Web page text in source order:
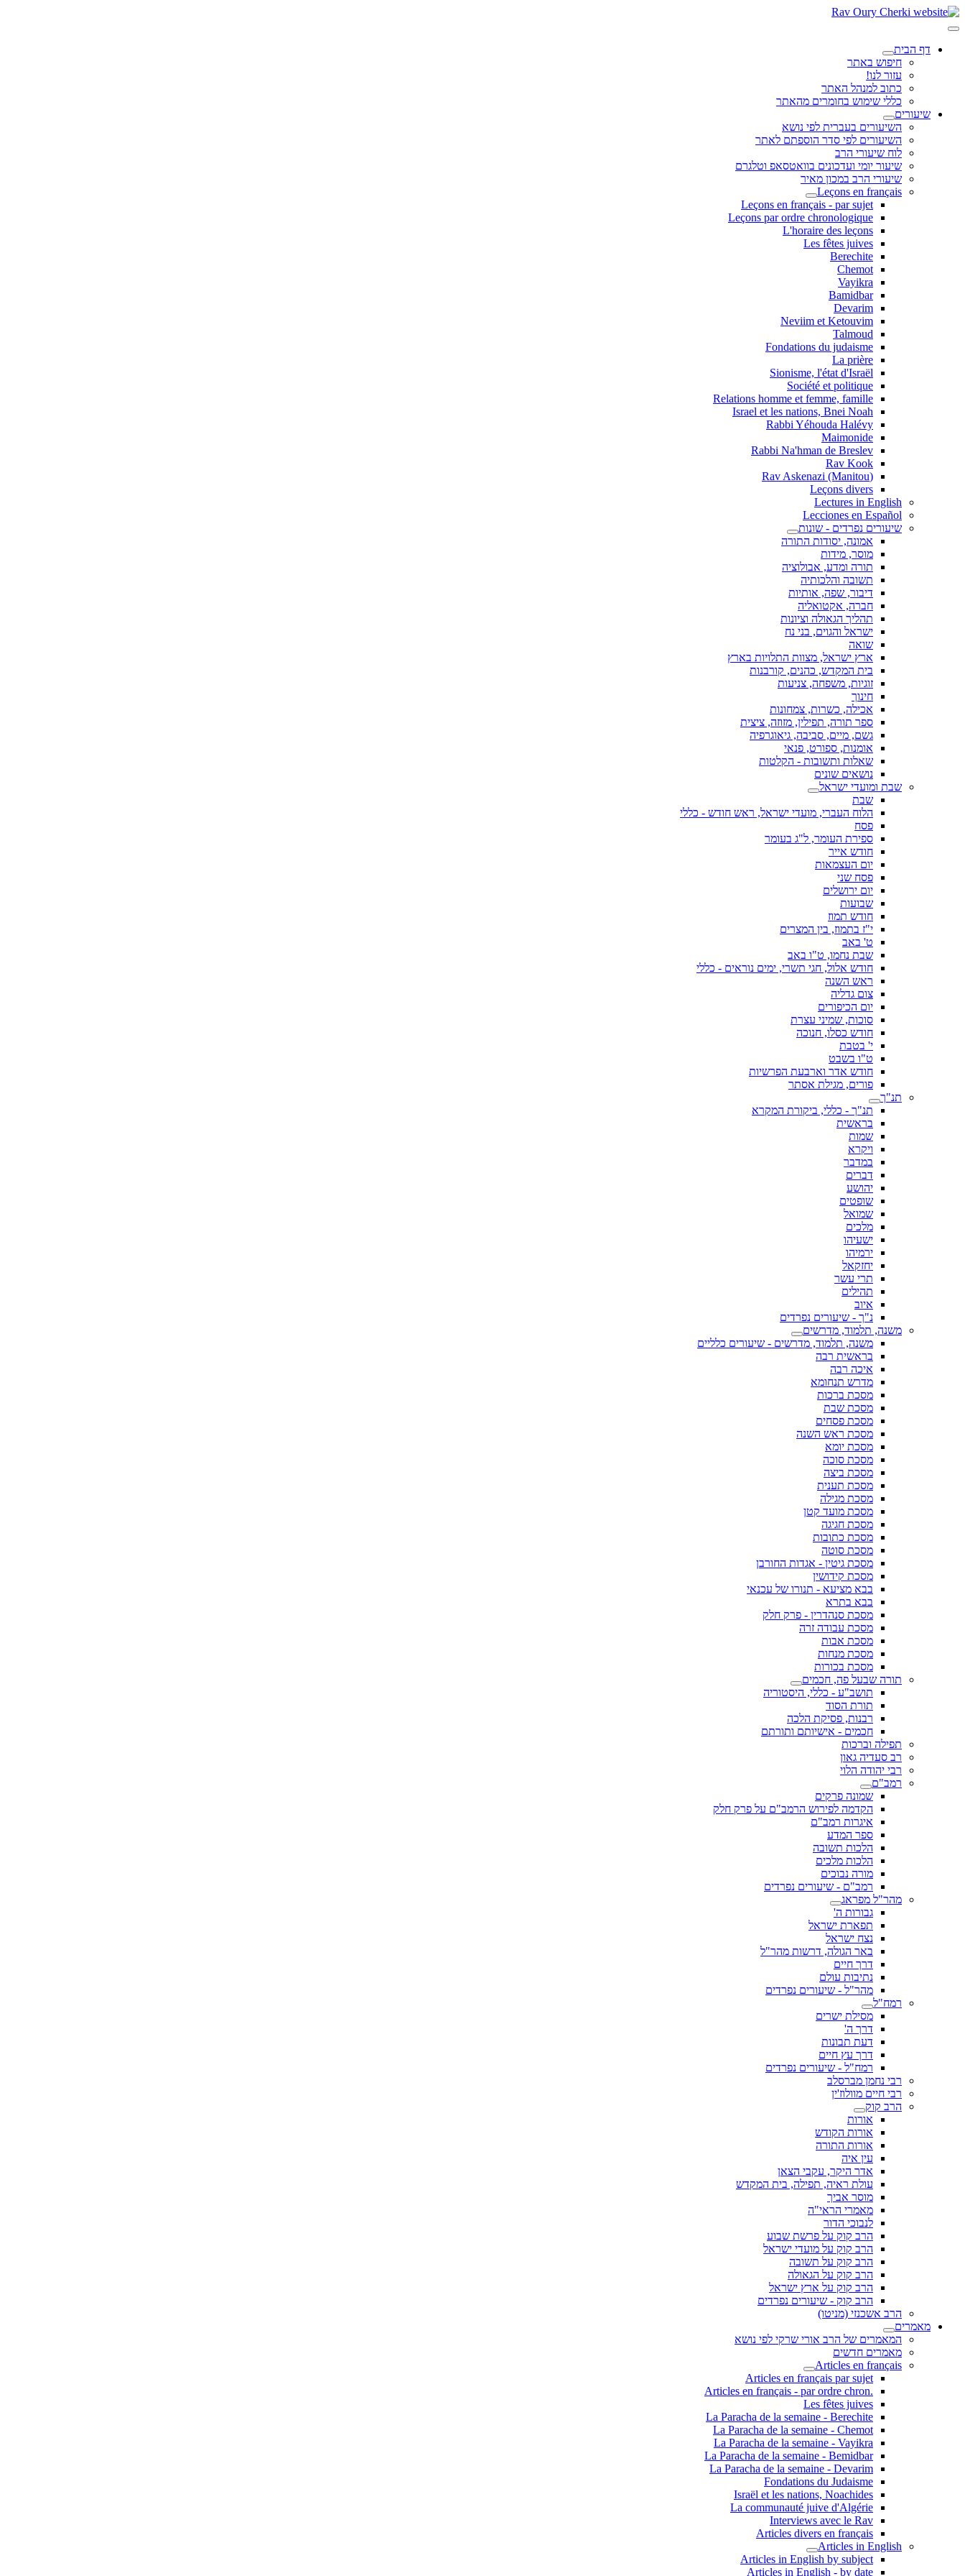
דף הבית
חיפוש באתר
עזור לנו!
כתוב למנהל האתר
כללי שימוש בחומרים מהאתר
שיעורים
השיעורים בעברית לפי נושא
השיעורים לפי סדר הוספתם לאתר
לוח שיעורי הרב
שיעור יומי ועדכונים בוואטסאפ וטלגרם
שיעורי הרב במכון מאיר
Leçons en français
Leçons en français - par sujet
Leçons par ordre chronologique
L'horaire des leçons
Les fêtes juives
Berechite
Chemot
Vayikra
Bamidbar
Devarim
Neviim et Ketouvim
Talmoud
Fondations du judaisme
La prière
Sionisme, l'état d'Israël
Société et politique
Relations homme et femme, famille
Israel et les nations, Bnei Noah
Rabbi Yéhouda Halévy
Maimonide
Rabbi Na'hman de Breslev
Rav Kook
(Rav Askenazi (Manitou
Leçons divers
Lectures in English
Lecciones en Español
שיעורים נפרדים - שונות
אמונה, יסודות התורה
מוסר, מידות
תורה ומדע, אבולוציה
תשובה והלכותיה
דיבור, שפה, אותיות
חברה, אקטואליה
תהליך הגאולה וציונות
ישראל והגוים, בני נח
שואה
ארץ ישראל, מצוות התלויות בארץ
בית המקדש, כהנים, קורבנות
זוגיות, משפחה, צניעות
חינוך
אכילה, כשרות, צמחונות
ספר תורה, תפילין, מזוזה, ציצית
גשם, מיים, סביבה, גיאוגרפיה
אומנות, ספורט, פנאי
שאלות ותשובות - הקלטות
נושאים שונים
שבת ומועדי ישראל
שבת
הלוח העברי, מועדי ישראל, ראש חודש - כללי
פסח
ספירת העומר, ל"ג בעומר
חודש אייר
יום העצמאות
פסח שני
יום ירושלים
שבועות
חודש תמוז
י"ז בתמוז, בין המצרים
ט' באב
שבת נחמו, ט"ו באב
חודש אלול, חגי תשרי, ימים נוראים - כללי
ראש השנה
צום גדליה
יום הכיפורים
סוכות, שמיני עצרת
חודש כסלו, חנוכה
י' בטבת
ט"ו בשבט
חודש אדר וארבעת הפרשיות
פורים, מגילת אסתר
תנ"ך
תנ"ך - כללי, ביקורת המקרא
בראשית
שמות
ויקרא
במדבר
דברים
יהושע
שופטים
שמואל
מלכים
ישעיהו
ירמיהו
יחזקאל
תרי עשר
תהילים
איוב
נ"ך - שיעורים נפרדים
משנה, תלמוד, מדרשים
משנה, תלמוד, מדרשים - שיעורים כלליים
בראשית רבה
איכה רבה
מדרש תנחומא
מסכת ברכות
מסכת שבת
מסכת פסחים
מסכת ראש השנה
מסכת יומא
מסכת סוכה
מסכת ביצה
מסכת תענית
מסכת מגילה
מסכת מועד קטן
מסכת חגיגה
מסכת כתובות
מסכת סוטה
מסכת גיטין - אגדות החורבן
מסכת קידושין
בבא מציעא - תנורו של עכנאי
בבא בתרא
מסכת סנהדרין - פרק חלק
מסכת עבודה זרה
מסכת אבות
מסכת מנחות
מסכת בכורות
תורה שבעל פה, חכמים
תושב"ע - כללי, היסטוריה
תורת הסוד
רבנות, פסיקת הלכה
חכמים - אישיותם ותורתם
תפילה וברכות
רב סעדיה גאון
רבי יהודה הלוי
רמב"ם
שמונה פרקים
הקדמה לפירוש הרמב"ם על פרק חלק
איגרות רמב"ם
ספר המדע
הלכות תשובה
הלכות מלכים
מורה נבוכים
רמב"ם - שיעורים נפרדים
מהר"ל מפראג
גבורות ה'
תפארת ישראל
נצח ישראל
באר הגולה, דרשות מהר"ל
דרך חיים
נתיבות עולם
מהר"ל - שיעורים נפרדים
רמח"ל
מסילת ישרים
דרך ה'
דעת תבונות
דרך עץ חיים
רמח"ל - שיעורים נפרדים
רבי נחמן מברסלב
רבי חיים מוולוז'ין
הרב קוק
אורות
אורות הקודש
אורות התורה
עין איה
אדר היקר, עקבי הצאן
עולת ראיה, תפילה, בית המקדש
מוסר אביך
מאמרי הראי"ה
לנבוכי הדור
הרב קוק על פרשת שבוע
הרב קוק על מועדי ישראל
הרב קוק על תשובה
הרב קוק על הגאולה
הרב קוק על ארץ ישראל
הרב קוק - שיעורים נפרדים
הרב אשכנזי (מניטו)
מאמרים
המאמרים של הרב אורי שרקי לפי נושא
מאמרים חדשים
Articles en français
Articles en français par sujet
.Articles en français - par ordre chron
Les fêtes juives
La Paracha de la semaine - Berechite
La Paracha de la semaine - Chemot
La Paracha de la semaine - Vayikra
La Paracha de la semaine - Bemidbar
La Paracha de la semaine - Devarim
Fondations du Judaisme
Israël et les nations, Noachides
La communauté juive d'Algérie
Interviews avec le Rav
Articles divers en français
Articles in English
Articles in English by subject
Articles in English - by date